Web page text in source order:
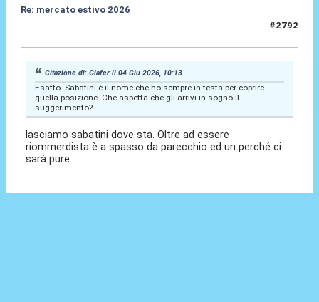
Re: mercato estivo 2026
#2792
Citazione di: Giafer il 04 Giu 2026, 10:13
Esatto. Sabatini è il nome che ho sempre in testa per coprire
quella posizione. Che aspetta che gli arrivi in sogno il
suggerimento?
lasciamo sabatini dove sta. Oltre ad essere
riommerdista è a spasso da parecchio ed un perché ci
sarà pure